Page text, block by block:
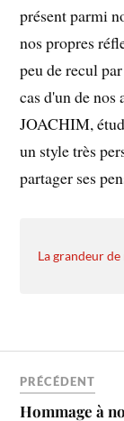
présent parmi
nos propres
peu de recul
cas d'un de
JOACHIM,
un style très
partager ses
La grandeur
PRÉCÉDENT
Hommage à